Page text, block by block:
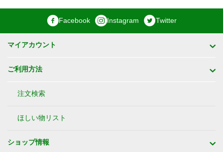
Facebook Instagram Twitter
マイアカウント
ご利用方法
注文検索
ほしい物リスト
ショップ情報